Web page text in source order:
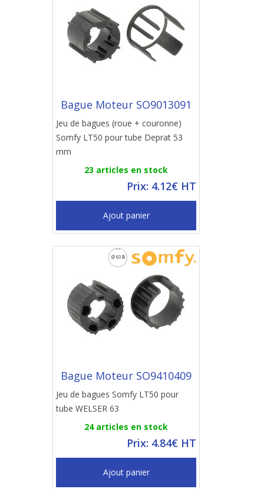
Bague Moteur SO9013091
Jeu de bagues (roue + couronne)
Somfy LT50 pour tube Deprat 53
mm
23 articles en stock
Prix: 4.12€ HT
Ajout panier
Bague Moteur SO9410409
Jeu de bagues Somfy LT50 pour
tube WELSER 63
24 articles en stock
Prix: 4.84€ HT
Ajout panier